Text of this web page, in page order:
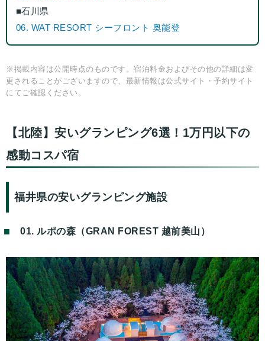
■石川県
06. WAT RESORT シーフロント 奥能登
※掲載内容は公開時点のものです。宿泊料金およびその他の詳細は変
更されることがございますので、最新情報は公式サイト・予約サイト
にてご確認ください。
【北陸】安いグランピング6選！1万円以下の
感動コスパ宿
福井県の安いグランピング施設
01. ルポの森（GRAN FOREST 越前美山）